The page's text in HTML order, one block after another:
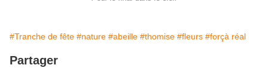
#Tranche de fête #nature #abeille #thomise #fleurs #forçà réal
Partager